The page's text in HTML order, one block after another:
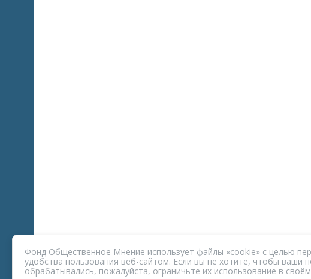
Фонд Общественное Мнение использует файлы «cookie» с целью
удобства пользования веб-сайтом. Если вы не хотите, чтобы ваши
обрабатывались, пожалуйста, ограничьте их использование в